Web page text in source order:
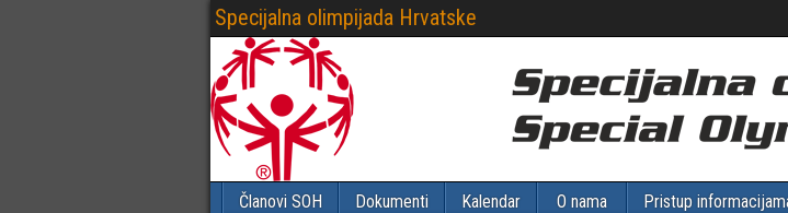
Specijalna olimpijada Hrvatske
Članovi SOH Dokumenti Kalendar O nama Pristup